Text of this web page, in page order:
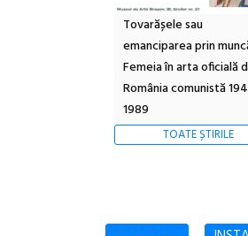
Tovarășele sau
emanciparea prin
Femeia în arta oficială
România comunistă
1989
TOATE ȘTIRILE